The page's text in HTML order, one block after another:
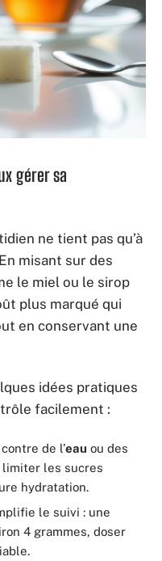
gérer sa
ne tient pas qu’à
misant sur des
le miel ou le sirop
plus marqué qui
en conservant une
idées pratiques
facilement :
contre de l’eau ou des
limiter les sucres
hydratation.
le suivi : une
4 grammes, doser